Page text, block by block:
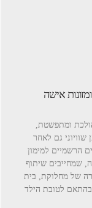
אישה
ומתפשטת,
גם לאחר
הרשמיים למימון
שמחייבים שיתוף
של מחלוקת, בית
לטובת הילד